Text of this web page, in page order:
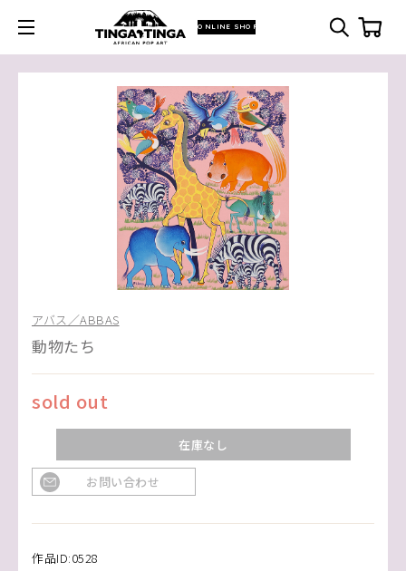
ONLINE SHOP
アバス／ABBAS
動物たち
sold out
在庫なし
お問い合わせ
作品ID:0528